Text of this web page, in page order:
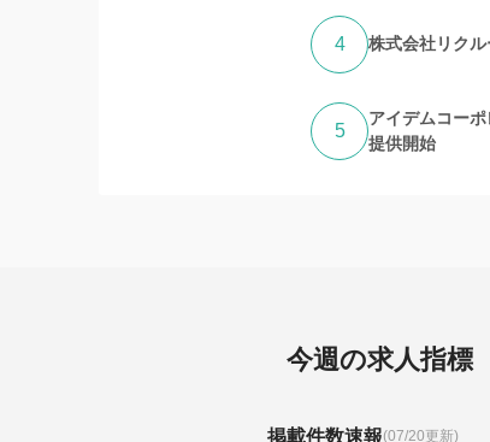
4 株式会社リク
5
アイデムコー
提供開始
今週の求人指標
掲載件数速報(07/20更新)